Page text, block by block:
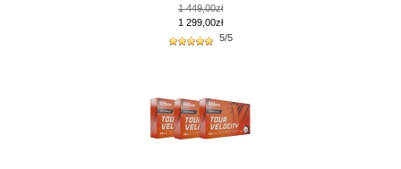
1 449,00zł
1 299,00zł
5/5